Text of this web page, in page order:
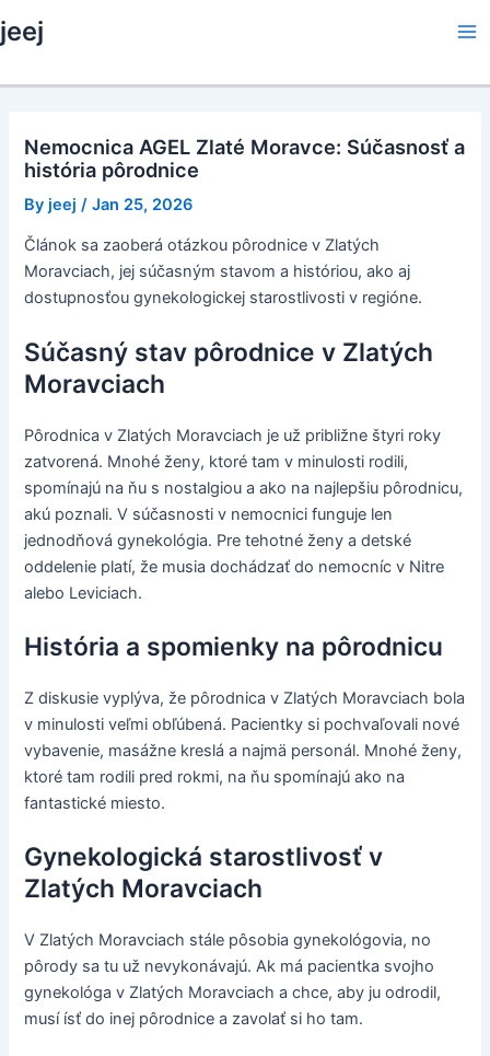
to
jeej
Nemocnica AGEL Zlaté Moravce: Súčasnosť a
história pôrodnice
By jeej /Jan 25, 2026
Článok sa zaoberá otázkou pôrodnice v Zlatých
Moravciach, jej súčasným stavom a históriou, ako aj
dostupnosťou gynekologickej starostlivosti v regióne.
Súčasný stav pôrodnice v Zlatých
Moravciach
Pôrodnica v Zlatých Moravciach je už približne štyri roky
zatvorená. Mnohé ženy, ktoré tam v minulosti rodili,
spomínajú na ňu s nostalgiou a ako na najlepšiu pôrodnicu,
akú poznali. V súčasnosti v nemocnici funguje len
jednodňová gynekológia. Pre tehotné ženy a detské
oddelenie platí, že musia dochádzať do nemocníc v Nitre
alebo Leviciach.
História a spomienky na pôrodnicu
Z diskusie vyplýva, že pôrodnica v Zlatých Moravciach bola
v minulosti veľmi obľúbená. Pacientky si pochvaľovali nové
vybavenie, masážne kreslá a najmä personál. Mnohé ženy,
ktoré tam rodili pred rokmi, na ňu spomínajú ako na
fantastické miesto.
Gynekologická starostlivosť v
Zlatých Moravciach
V Zlatých Moravciach stále pôsobia gynekológovia, no
pôrody sa tu už nevykonávajú. Ak má pacientka svojho
gynekológa v Zlatých Moravciach a chce, aby ju odrodil,
musí ísť do inej pôrodnice a zavolať si ho tam.